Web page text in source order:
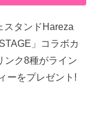
スタンドHareza
」コラボカ
ンク8種がライン
ーをプレゼント!